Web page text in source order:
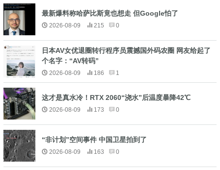
最新爆料称哈萨比斯竟也想走 但Google怕了
2026-08-09 215 0
日本AV女优退圈转行程序员震撼国外码农圈 网友给起了
个名字：“AV转码”
2026-08-09 186 1
这才是真水冷！RTX 2060“浇水”后温度暴降42℃
2026-08-09 173 0
“非计划”空间事件 中国卫星拍到了
2026-08-09 163 0